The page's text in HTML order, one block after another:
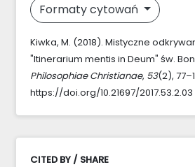
Formaty cytowań
Kiwka, M. (2018). Mistyczne
"Itinerarium mentis in Deum" św.
Philosophiae Christianae, 53(2),
https://doi.org/10.21697/2017.53.2.03
CITED BY / SHARE